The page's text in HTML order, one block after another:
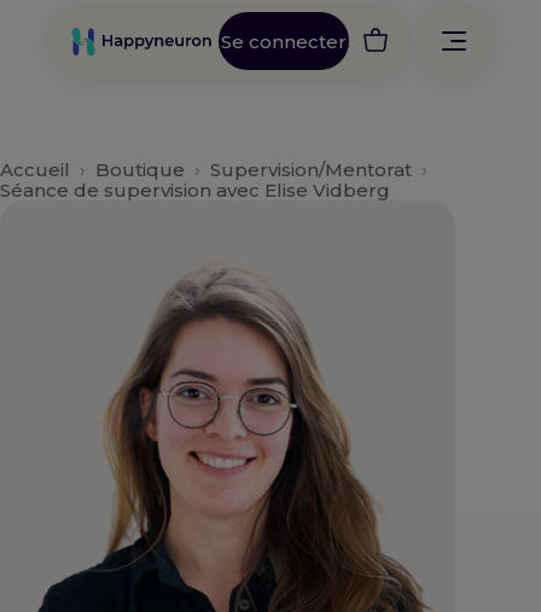
Se connecter
Accueil › Boutique › Supervision/Mentorat ›
Séance de supervision avec Elise Vidberg